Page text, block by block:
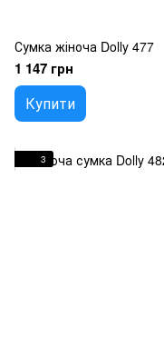
Сумка жіноча Dolly 477
1 147 грн
Купити
3